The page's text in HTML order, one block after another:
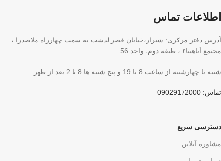
اطلاعات تماس
آدرس دفتر مرکزی: شیراز،خیابان قصرالدشت به سمت چهارراه ملاصدرا ،
مجتمع آناهیتا۲ ، طبقه دوم، واحد 56
شنبه تا چهارشنبه از ساعت 8 تا 19 و پنج شنبه ها 8 تا 2 بعد از ظهر
تماس: 09029172000
دسترسی سریع
مشاوره آنلاین